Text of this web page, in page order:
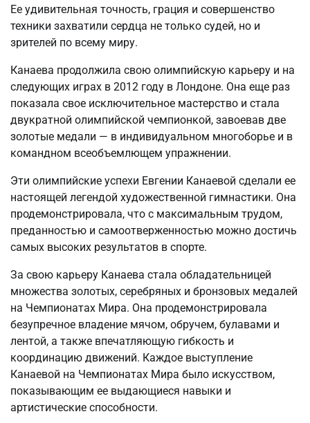
Ее удивительная точность, грация и совершенство
техники захватили сердца не только судей, но и
зрителей по всему миру.
Канаева продолжила свою олимпийскую карьеру и на
следующих играх в 2012 году в Лондоне. Она еще раз
показала свое исключительное мастерство и стала
двукратной олимпийской чемпионкой, завоевав две
золотые медали — в индивидуальном многоборье и в
командном всеобъемлющем упражнении.
Эти олимпийские успехи Евгении Канаевой сделали ее
настоящей легендой художественной гимнастики. Она
продемонстрировала, что с максимальным трудом,
преданностью и самоотверженностью можно достичь
самых высоких результатов в спорте.
За свою карьеру Канаева стала обладательницей
множества золотых, серебряных и бронзовых медалей
на Чемпионатах Мира. Она продемонстрировала
безупречное владение мячом, обручем, булавами и
лентой, а также впечатляющую гибкость и
координацию движений. Каждое выступление
Канаевой на Чемпионатах Мира было искусством,
показывающим ее выдающиеся навыки и
артистические способности.